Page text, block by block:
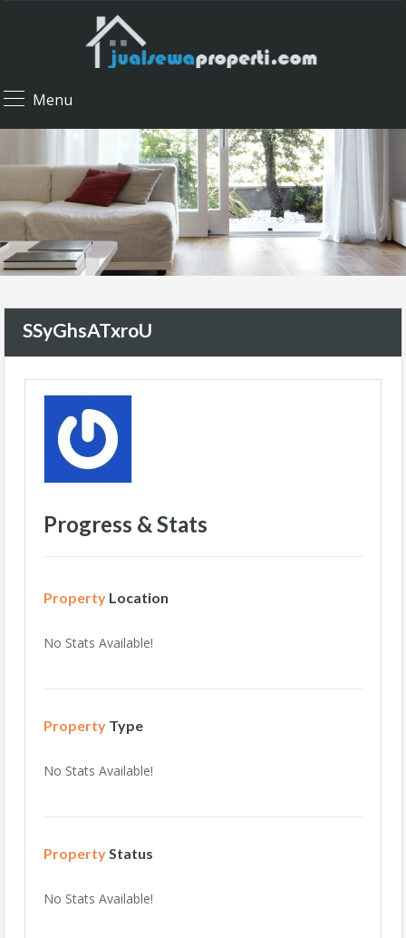
Menu
SSyGhsATxroU
Progress & Stats
Property Location
No Stats Available!
Property Type
No Stats Available!
Property Status
No Stats Available!